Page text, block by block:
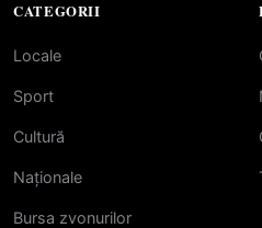
CATEGORII
Locale
Sport
Cultură
Naționale
Bursa zvonurilor